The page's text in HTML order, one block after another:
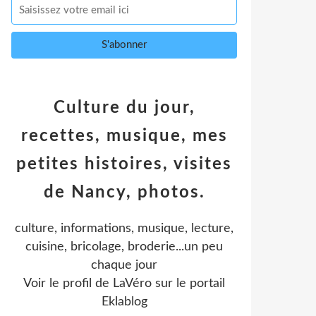
Culture du jour,
recettes, musique, mes
petites histoires, visites
de Nancy, photos.
culture, informations, musique, lecture,
cuisine, bricolage, broderie...un peu
chaque jour
Voir le profil de LaVéro sur le portail
Eklablog